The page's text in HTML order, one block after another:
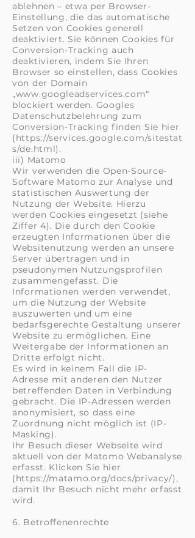
ablehnen – etwa per Browser-
Einstellung, die das automatische
Setzen von Cookies generell
deaktiviert. Sie können Cookies für
Conversion-Tracking auch
deaktivieren, indem Sie Ihren
Browser so einstellen, dass Cookies
von der Domain
„www.googleadservices.com“
blockiert werden. Googles
Datenschutzbelehrung zum
Conversion-Tracking finden Sie hier
(https://services.google.com/sitestat
s/de.html).
iii) Matomo
Wir verwenden die Open-Source-
Software Matomo zur Analyse und
statistischen Auswertung der
Nutzung der Website. Hierzu
werden Cookies eingesetzt (siehe
Ziffer 4). Die durch den Cookie
erzeugten Informationen über die
Websitenutzung werden an unsere
Server übertragen und in
pseudonymen Nutzungsprofilen
zusammengefasst. Die
Informationen werden verwendet,
um die Nutzung der Website
auszuwerten und um eine
bedarfsgerechte Gestaltung unserer
Website zu ermöglichen. Eine
Weitergabe der Informationen an
Dritte erfolgt nicht.
Es wird in keinem Fall die IP-
Adresse mit anderen den Nutzer
betreffenden Daten in Verbindung
gebracht. Die IP-Adressen werden
anonymisiert, so dass eine
Zuordnung nicht möglich ist (IP-
Masking).
Ihr Besuch dieser Webseite wird
aktuell von der Matomo Webanalyse
erfasst. Klicken Sie hier
(https://matamo.org/docs/privacy/),
damit Ihr Besuch nicht mehr erfasst
wird.
6. Betroffenenrechte